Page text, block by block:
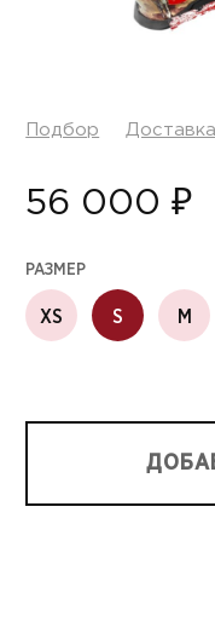
Подбор Доставка
56 000 ₽
РАЗМЕР
XS S M